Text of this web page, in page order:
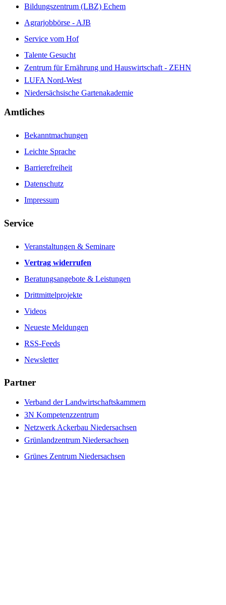
Bildungszentrum (LBZ) Echem
Agrarjobbörse - AJB
Service vom Hof
Talente Gesucht
Zentrum für Ernährung und Hauswirtschaft - ZEHN
LUFA Nord-West
Niedersächsische Gartenakademie
Amtliches
Bekanntmachungen
Leichte Sprache
Barrierefreiheit
Datenschutz
Impressum
Service
Veranstaltungen & Seminare
Vertrag widerrufen
Beratungsangebote & Leistungen
Drittmittelprojekte
Videos
Neueste Meldungen
RSS-Feeds
Newsletter
Partner
Verband der Landwirtschaftskammern
3N Kompetenzzentrum
Netzwerk Ackerbau Niedersachsen
Grünlandzentrum Niedersachsen
Grünes Zentrum Niedersachsen